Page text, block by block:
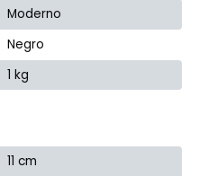
Moderno
Negro
1 kg
11 cm